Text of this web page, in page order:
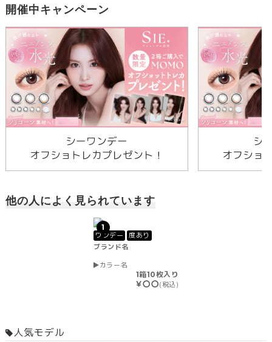
開催中キャンペーン
シーワンデー
オフショトレカプレゼント！
シ
オフショ
他の人によく見られています
1
ワンデー
度あり
ブランド名
カラー名
1箱10枚入り
￥〇〇(税込)
人気モデル